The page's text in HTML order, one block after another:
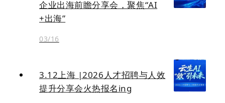
企业出海前瞻分享会，聚焦“AI
+出海”
03/16
3.12上海 |2026人才招聘与人效
提升分享会火热报名ing